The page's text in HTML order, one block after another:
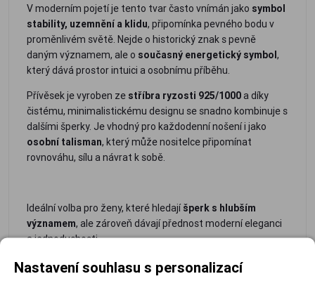
V moderním pojetí je tento tvar často vnímán jako symbol
stability, uzemnění a klidu, připomínka pevného bodu v
proměnlivém světě. Nejde o historický znak s pevně
daným významem, ale o současný energetický symbol,
který dává prostor intuici a osobnímu příběhu.
Přívěsek je vyroben ze stříbra ryzosti 925/1000a díky
čistému, minimalistickému designu se snadno kombinuje s
dalšími šperky. Je vhodný pro každodenní nošení i jako
osobní talisman, který může nositelce připomínat
rovnováhu, sílu a návrat k sobě.
Ideální volba pro ženy, které hledajíšperk s hlubším
významem, ale zároveň dávají přednost moderní eleganci
a jednoduchosti.
-
- moderní
- otevřený - symbol
Nastavení souhlasu s personalizací